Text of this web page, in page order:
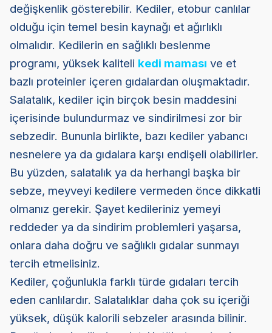
değişkenlik gösterebilir. Kediler, etobur canlılar
olduğu için temel besin kaynağı et ağırlıklı
olmalıdır. Kedilerin en sağlıklı beslenme
programı, yüksek kaliteli kedi maması ve et
bazlı proteinler içeren gıdalardan oluşmaktadır.
Salatalık, kediler için birçok besin maddesini
içerisinde bulundurmaz ve sindirilmesi zor bir
sebzedir. Bununla birlikte, bazı kediler yabancı
nesnelere ya da gıdalara karşı endişeli olabilirler.
Bu yüzden, salatalık ya da herhangi başka bir
sebze, meyveyi kedilere vermeden önce dikkatli
olmanız gerekir. Şayet kedileriniz yemeyi
reddeder ya da sindirim problemleri yaşarsa,
onlara daha doğru ve sağlıklı gıdalar sunmayı
tercih etmelisiniz.
Kediler, çoğunlukla farklı türde gıdaları tercih
eden canlılardır. Salatalıklar daha çok su içeriği
yüksek, düşük kalorili sebzeler arasında bilinir.